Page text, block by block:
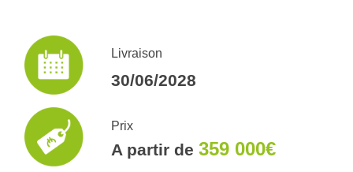
Livraison
30/06/2028
Prix
A partir de359 000€